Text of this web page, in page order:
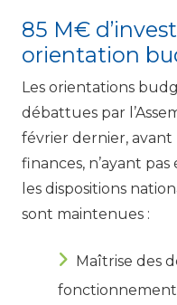
85 M€
orientation
Les orientations
débattues par
février dernier, avant
finances, n’ayant
les dispositions
sont maintenues :
Maîtrise des
fonctionnement